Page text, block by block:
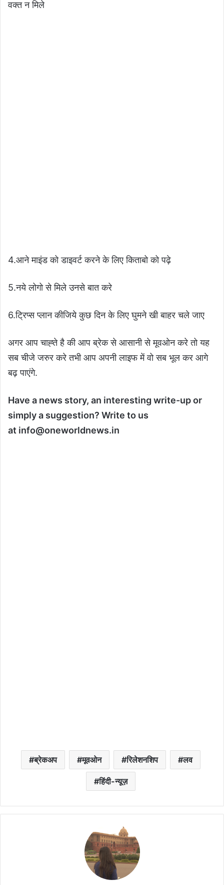
वक्त न मिले
4.आने माइंड को डाइवर्ट करने के लिए किताबो को पढ़े
5.नये लोगो से मिले उनसे बात करे
6.ट्रिप्स प्लान कीजिये कुछ दिन के लिए घुमने खी बाहर चले जाए
अगर आप चाह्ते है की आप ब्रेक से आसानी से मूवओन करे तो यह
सब चीजे जरुर करे तभी आप अपनी लाइफ में वो सब भूल कर आगे
बढ़ पाएंगे.
Have a news story, an interesting write-up or
simply a suggestion? Write to us
at info@oneworldnews.in
ब्रेकअप मूवओन रिलेशनशिप लव
हिंदी-न्यूज़